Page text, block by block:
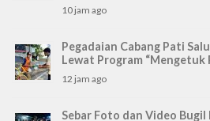
10 jam ago
Pegadaian Cabang Pati
Lewat Program “Mengetuk
12 jam ago
Sebar Foto dan Video Bugil